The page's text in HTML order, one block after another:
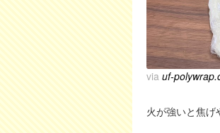
via uf-
火が強いと焦げ